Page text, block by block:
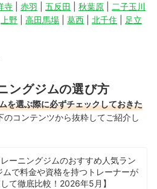
寺 赤羽 五反田 秋葉原
二子玉川
上野 高田馬場 葛西 北千住
足立
ングジムの選び方
を選ぶ際に必ずチェックしておきた
のコンテンツから抜粋してご紹介し
ーニングジムのおすすめ人気ラン
で料金や資格を持つトレーナーが
て徹底比較！2026年5月】